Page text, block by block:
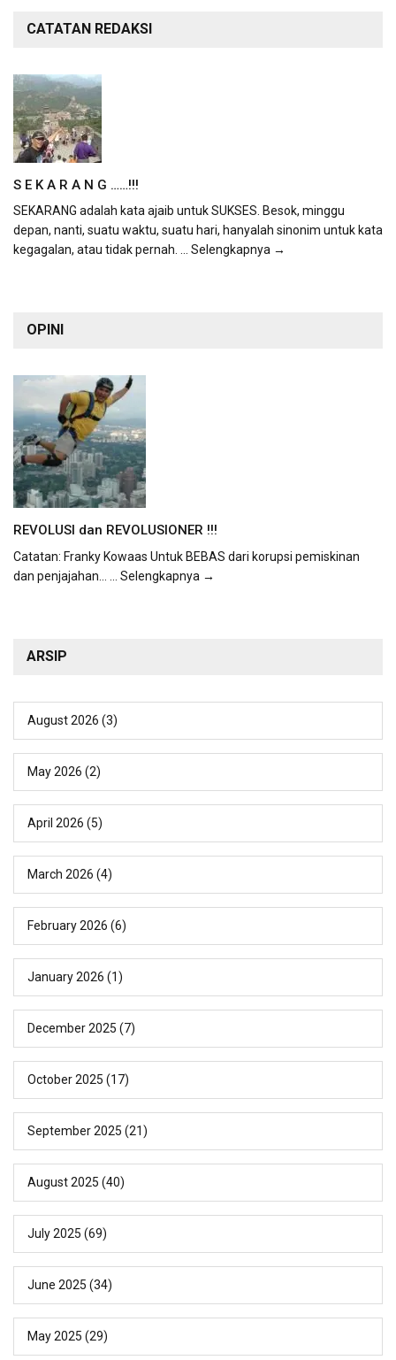
CATATAN REDAKSI
S E K A R A N G ……!!!
SEKARANG adalah kata ajaib untuk SUKSES. Besok, minggu
depan, nanti, suatu waktu, suatu hari, hanyalah sinonim untuk kata
kegagalan, atau tidak pernah. ... Selengkapnya →
OPINI
REVOLUSI dan REVOLUSIONER !!!
Catatan: Franky Kowaas Untuk BEBAS dari korupsi pemiskinan
dan penjajahan...
... Selengkapnya →
ARSIP
August 2026 (3)
May 2026 (2)
April 2026 (5)
March 2026 (4)
February 2026 (6)
January 2026 (1)
December 2025 (7)
October 2025 (17)
September 2025 (21)
August 2025 (40)
July 2025 (69)
June 2025 (34)
May 2025 (29)